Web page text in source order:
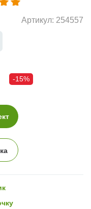
Артикул: 254557
-15%